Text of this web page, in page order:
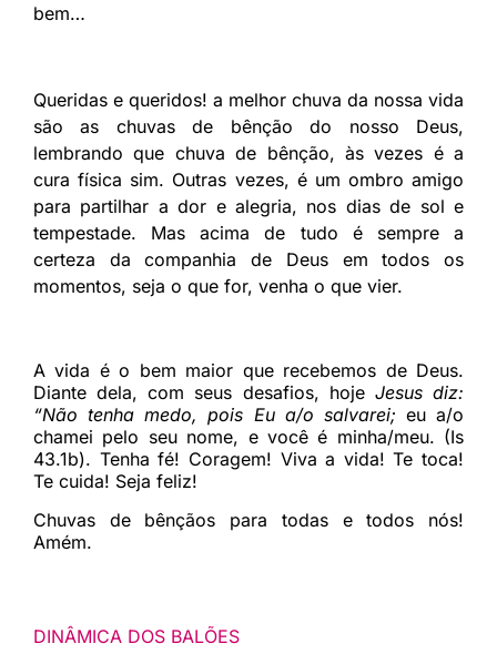
bem…
Queridas e queridos! a melhor chuva da nossa vida
são as chuvas de bênção do nosso Deus,
lembrando que chuva de bênção, às vezes é a
cura física sim. Outras vezes, é um ombro amigo
para partilhar a dor e alegria, nos dias de sol e
tempestade. Mas acima de tudo é sempre a
certeza da companhia de Deus em todos os
momentos, seja o que for, venha o que vier.
A vida é o bem maior que recebemos de Deus.
Diante dela, com seus desafios, hoje Jesus diz:
“Não tenha medo, pois Eu a/o salvarei; eu a/o
chamei pelo seu nome, e você é minha/meu. (Is
43.1b). Tenha fé! Coragem! Viva a vida! Te toca!
Te cuida! Seja feliz!
Chuvas de bênçãos para todas e todos nós!
Amém.
DINÂMICA DOS BALÕES